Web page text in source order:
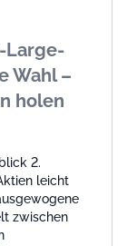
Large-
Wahl –
holen
2.
leicht
zwischen